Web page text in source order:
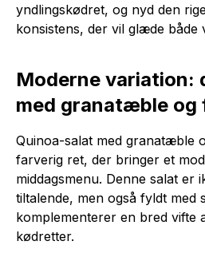
yndlingskødret, og nyd den
konsistens, der vil glæde både
Moderne variation:
med granatæble og
Quinoa-salat med granatæble
farverig ret, der bringer et
middagsmenu. Denne salat er
tiltalende, men også fyldt med
komplementerer en bred vifte
kødretter.